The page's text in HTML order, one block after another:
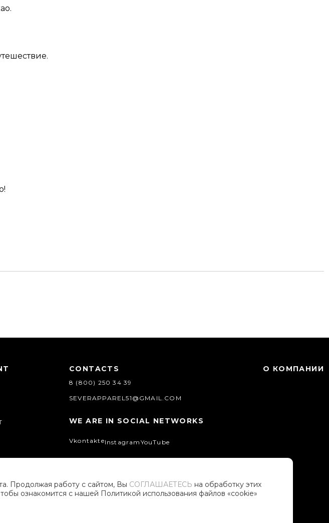
CONTACTS
8 (800) 250 34 39
SEVERAPPAREL51@GMAIL.COM
WE ARE IN SOCIAL NETWORKS
VkontakteInstagram YouTube
О КОМПАНИИ
Продолжая работу с сайтом, Вы СОГЛАШАЕТЕСЬ на обработку этих
ознакомится с нашей Политикой использования файлов «cookie»